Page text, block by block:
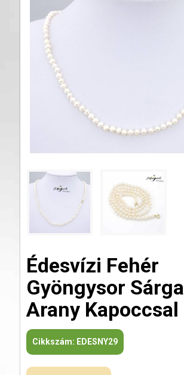
Édesvízi Fehér
Gyöngysor Sárga
Arany Kapoccsal
Cikkszám: EDESNY29